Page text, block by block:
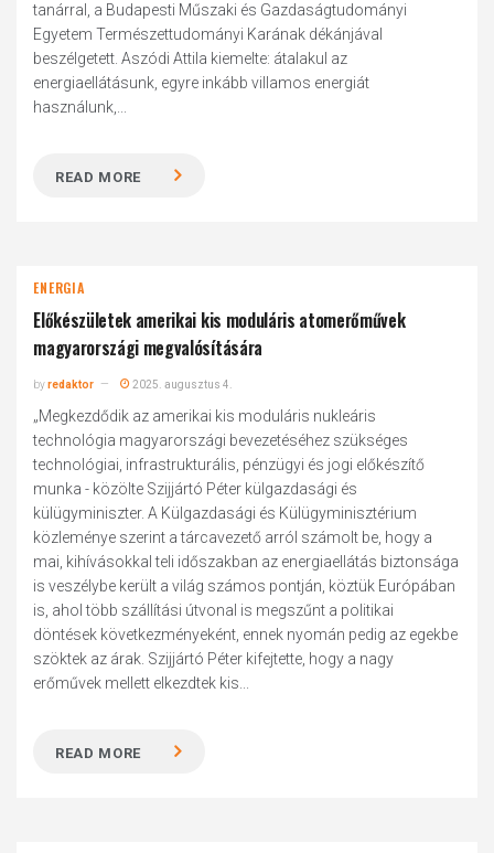
tanárral, a Budapesti Műszaki és Gazdaságtudományi
Egyetem Természettudományi Karának dékánjával
beszélgetett. Aszódi Attila kiemelte: átalakul az
energiaellátásunk, egyre inkább villamos energiát
használunk,...
READ MORE
ENERGIA
Előkészületek amerikai kis moduláris atomerőművek
magyarországi megvalósítására
byredaktor 2025. augusztus 4.
„Megkezdődik az amerikai kis moduláris nukleáris
technológia magyarországi bevezetéséhez szükséges
technológiai, infrastrukturális, pénzügyi és jogi előkészítő
munka - közölte Szijjártó Péter külgazdasági és
külügyminiszter. A Külgazdasági és Külügyminisztérium
közleménye szerint a tárcavezető arról számolt be, hogy a
mai, kihívásokkal teli időszakban az energiaellátás biztonsága
is veszélybe került a világ számos pontján, köztük Európában
is, ahol több szállítási útvonal is megszűnt a politikai
döntések következményeként, ennek nyomán pedig az egekbe
szöktek az árak. Szijjártó Péter kifejtette, hogy a nagy
erőművek mellett elkezdtek kis...
READ MORE